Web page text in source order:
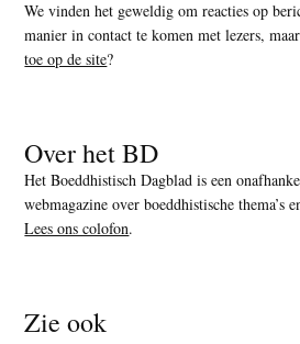
We vinden het geweldig om reacties op
manier in contact te komen met lezers,
toe op de site?
Over het BD
Het Boeddhistisch Dagblad is een
webmagazine over boeddhistische thema’s
Lees ons colofon.
Zie ook